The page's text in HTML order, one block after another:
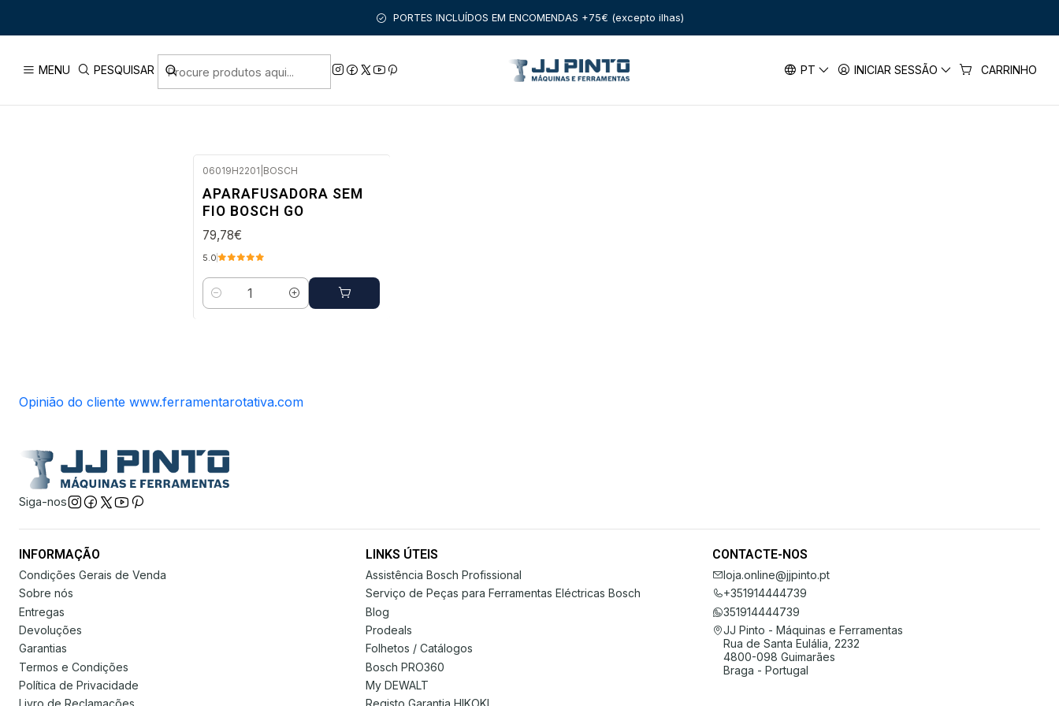
MENU PESQUISAR PT INICIAR SESSÃO CARRINHO
PORTES INCLUÍDOS EM ENCOMENDAS +75€ (excepto ilhas)
PRODUTOS FERRAMENTAS SEM FIO MÁQUINAS E BATERIAS DE 3,6 VOLTS
MÁQUINAS E BATERIAS DE 3,6 VOLTS
06019H2201 BOSCH
APARAFUSADORA SEM
FIO BOSCH GO
79,78€
5.0
Quantidade
Opinião do cliente www.ferramentarotativa.com
Siga-nos
INFORMAÇÃO
Condições Gerais de Venda
Sobre nós
Entregas
Devoluções
Garantias
Termos e Condições
Política de Privacidade
LINKS ÚTEIS
Assistência Bosch Profissional
Serviço de Peças para Ferramentas Eléctricas Bosch
Blog
Prodeals
Folhetos / Catálogos
Bosch PRO360
My DEWALT
CONTACTE-NOS
loja.online@jjpinto.pt
+351914444739
351914444739
JJ Pinto - Máquinas e Ferramentas
Rua de Santa Eulália, 2232
4800-098 Guimarães
Braga - Portugal